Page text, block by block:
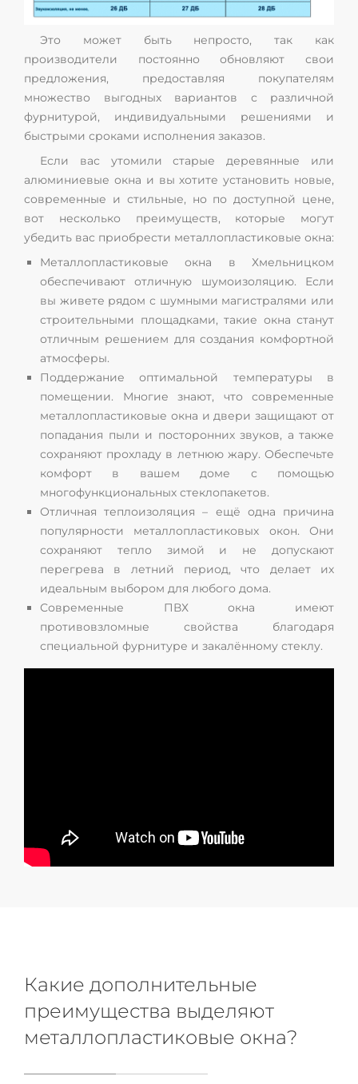
Это может быть непросто, так как
производители постоянно обновляют свои
предложения, предоставляя покупателям
множество выгодных вариантов с различной
фурнитурой, индивидуальными решениями и
быстрыми сроками исполнения заказов.
Если вас утомили старые деревянные или
алюминиевые окна и вы хотите установить новые,
современные и стильные, но по доступной цене,
вот несколько преимуществ, которые могут
убедить вас приобрести металлопластиковые окна:
Металлопластиковые окна в Хмельницком
обеспечивают отличную шумоизоляцию. Если
вы живете рядом с шумными магистралями или
строительными площадками, такие окна станут
отличным решением для создания комфортной
атмосферы.
Поддержание оптимальной температуры в
помещении. Многие знают, что современные
металлопластиковые окна и двери защищают от
попадания пыли и посторонних звуков, а также
сохраняют прохладу в летнюю жару. Обеспечьте
комфорт в вашем доме с помощью
многофункциональных стеклопакетов.
Отличная теплоизоляция – ещё одна причина
популярности металлопластиковых окон. Они
сохраняют тепло зимой и не допускают
перегрева в летний период, что делает их
идеальным выбором для любого дома.
Современные ПВХ окна имеют
противовзломные свойства благодаря
специальной фурнитуре и закалённому стеклу.
Какие дополнительные
преимущества выделяют
металлопластиковые окна?